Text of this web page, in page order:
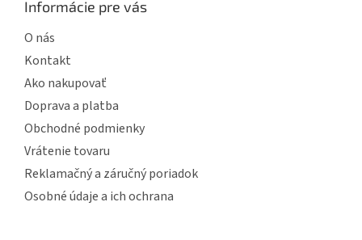
Informácie pre vás
O nás
Kontakt
Ako nakupovať
Doprava a platba
Obchodné podmienky
Vrátenie tovaru
Reklamačný a záručný poriadok
Osobné údaje a ich ochrana